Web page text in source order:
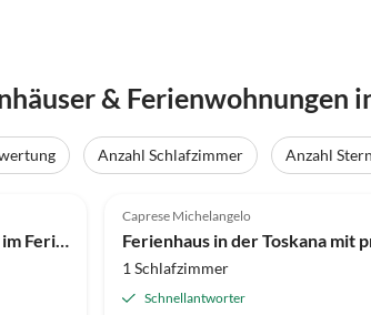
& Ferienwohnungen
Anzahl Schlafzimmer Anzahl
Apartment Ferienwohnung im Ferienhaus
Caprese Michelangelo
1 Schlafzimmer
Schnellantworter